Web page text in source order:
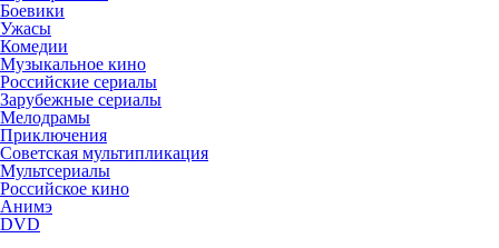
Боевики
Ужасы
Комедии
Музыкальное кино
Российские сериалы
Зарубежные сериалы
Мелодрамы
Приключения
Советская мультипликация
Мультсериалы
Российское кино
Анимэ
DVD